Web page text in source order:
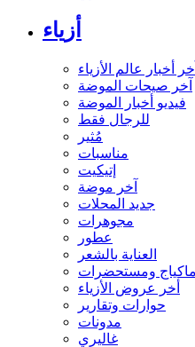
أزياء
آخر أخبار عالم الأزياء
آخر صيحات الموضة
فيديو أخبار الموضة
للرجال فقط
مُثير
مناسبات
إتيكيت
آخر موضة
جديد المحلات
مجوهرات
عطور
العناية بالشعر
ماكياج ومستحضرات
أخر عروض الأزياء
حوارات وتقارير
مدونات
غاليري